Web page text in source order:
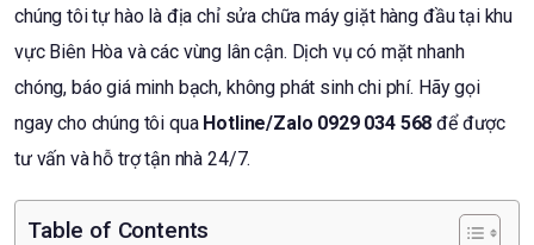
chúng tôi tự hào là địa chỉ sửa chữa máy giặt hàng đầu tại khu
vực Biên Hòa và các vùng lân cận. Dịch vụ có mặt nhanh
chóng, báo giá minh bạch, không phát sinh chi phí. Hãy gọi
ngay cho chúng tôi qua Hotline/Zalo 0929 034 568 để được
tư vấn và hỗ trợ tận nhà 24/7.
Table of Contents